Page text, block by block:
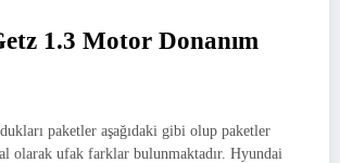
1.3 Motor Donanım
paketler aşağıdaki gibi olup paketler
olarak ufak farklar bulunmaktadır. Hyundai